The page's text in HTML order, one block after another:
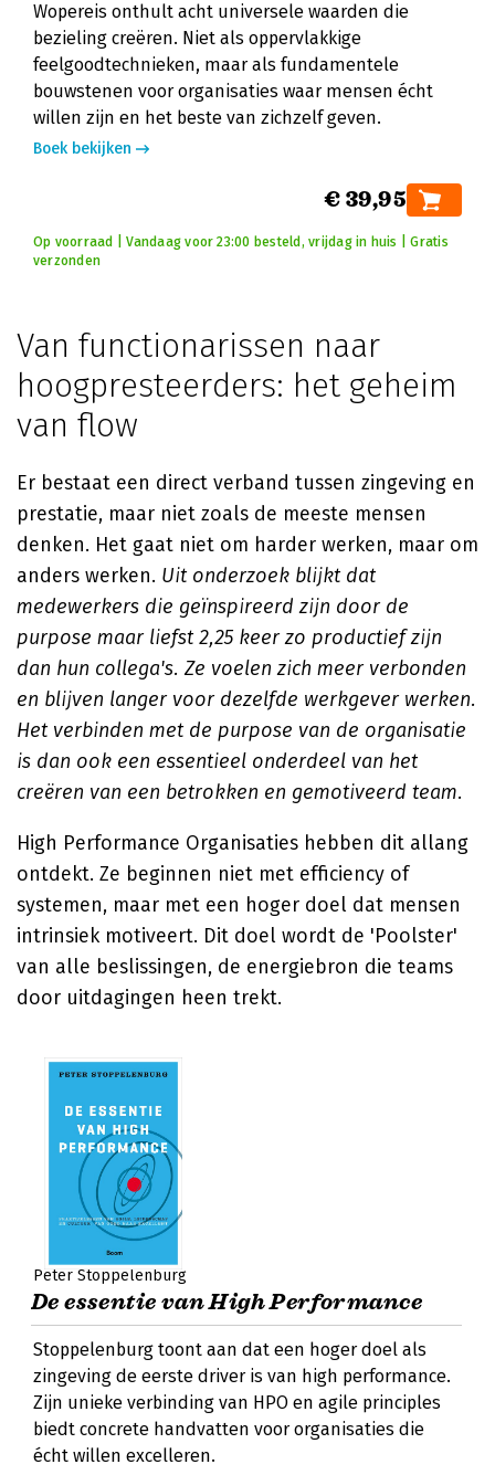
Wopereis onthult acht universele waarden die
bezieling creëren. Niet als oppervlakkige
feelgoodtechnieken, maar als fundamentele
bouwstenen voor organisaties waar mensen écht
willen zijn en het beste van zichzelf geven.
Boek bekijken
€ 39,95
Op voorraad | Vandaag voor 23:00 besteld, vrijdag in huis | Gratis
verzonden
Van functionarissen naar
hoogpresteerders: het geheim
van flow
Er bestaat een direct verband tussen zingeving en
prestatie, maar niet zoals de meeste mensen
denken. Het gaat niet om harder werken, maar om
anders werken. Uit onderzoek blijkt dat
medewerkers die geïnspireerd zijn door de
purpose maar liefst 2,25 keer zo productief zijn
dan hun collega's. Ze voelen zich meer verbonden
en blijven langer voor dezelfde werkgever werken.
Het verbinden met de purpose van de organisatie
is dan ook een essentieel onderdeel van het
creëren van een betrokken en gemotiveerd team.
High Performance Organisaties hebben dit allang
ontdekt. Ze beginnen niet met efficiency of
systemen, maar met een hoger doel dat mensen
intrinsiek motiveert. Dit doel wordt de 'Poolster'
van alle beslissingen, de energiebron die teams
door uitdagingen heen trekt.
Peter Stoppelenburg
De essentie van High Performance
Stoppelenburg toont aan dat een hoger doel als
zingeving de eerste driver is van high performance.
Zijn unieke verbinding van HPO en agile principles
biedt concrete handvatten voor organisaties die
écht willen excelleren.